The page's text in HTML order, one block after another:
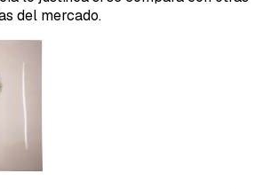
del mercado.